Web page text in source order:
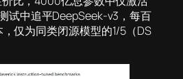
试中追平DeepSeek-v3，每百
仅为同类闭源模型的1/5（DS